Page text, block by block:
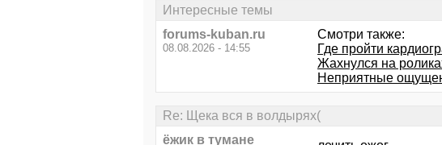
Интересные темы
forums-kuban.ru
08.08.2026 - 14:55
Смотри также:
Где пройти
Жахнулся на
Неприятные
Re: Щека вся в волдырях(
ёжик в тумане